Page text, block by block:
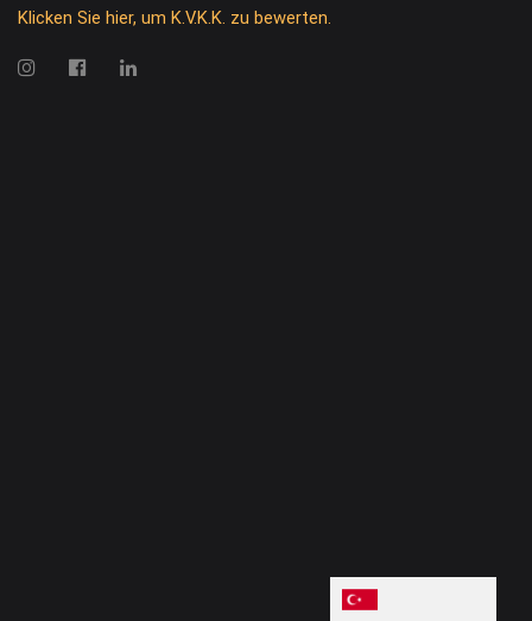
Klicken Sie hier, um K.V.K.K. zu bewerten.